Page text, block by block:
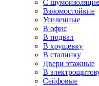
С
Взломостойкие
Усиленные
В офис
В подвал
В хрущевку
В сталинку
Двери этажные
В
Сейфовые